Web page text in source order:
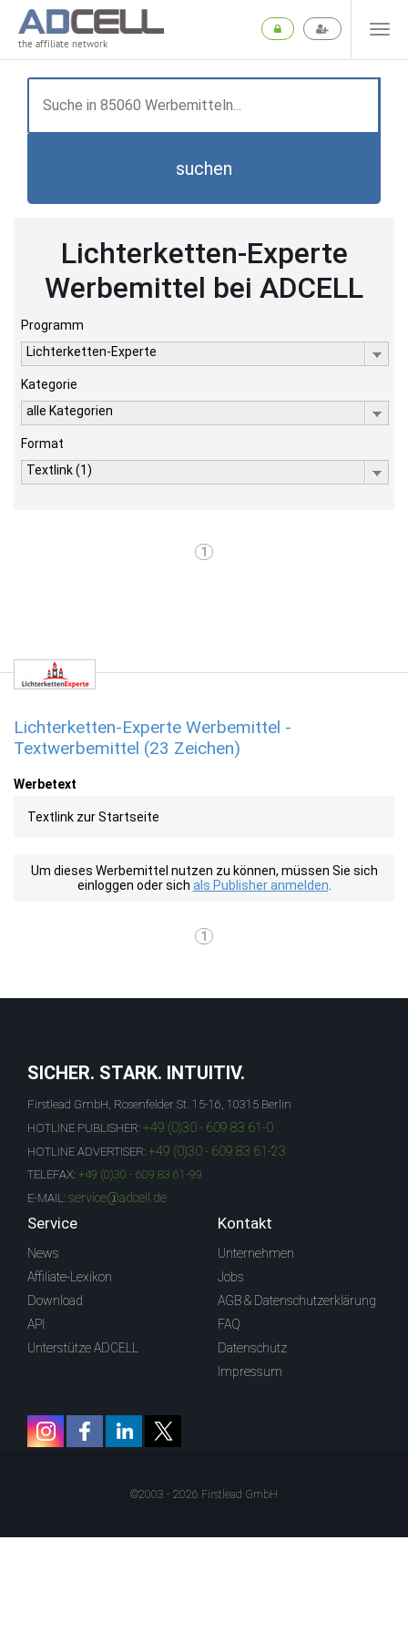
the affiliate network
suchen
Lichterketten-Experte
Werbemittel bei ADCELL
Programm
Lichterketten-Experte
Kategorie
alle Kategorien
Format
Textlink (1)
1
Lichterketten-Experte Werbemittel -
Textwerbemittel (23 Zeichen)
Werbetext
Textlink zur Startseite
Um dieses Werbemittel nutzen zu können, müssen Sie sich
einloggen oder sich als Publisher anmelden
1
SICHER. STARK. INTUITIV.
Firstlead GmbH, Rosenfelder St. 15-16, 10315 Berlin
HOTLINE PUBLISHER: +49 (0)30 - 609 83 61-0
HOTLINE ADVERTISER: +49 (0)30 - 609 83 61-23
TELEFAX: +49 (0)30 - 609 83 61-99
E-MAIL: service@adcell.de
Service
News
Affiliate-Lexikon
Download
API
Unterstütze ADCELL
Kontakt
Unternehmen
Jobs
AGB & Datenschutzerklärung
FAQ
Datenschutz
Impressum
©2003 - 2026 Firstlead GmbH